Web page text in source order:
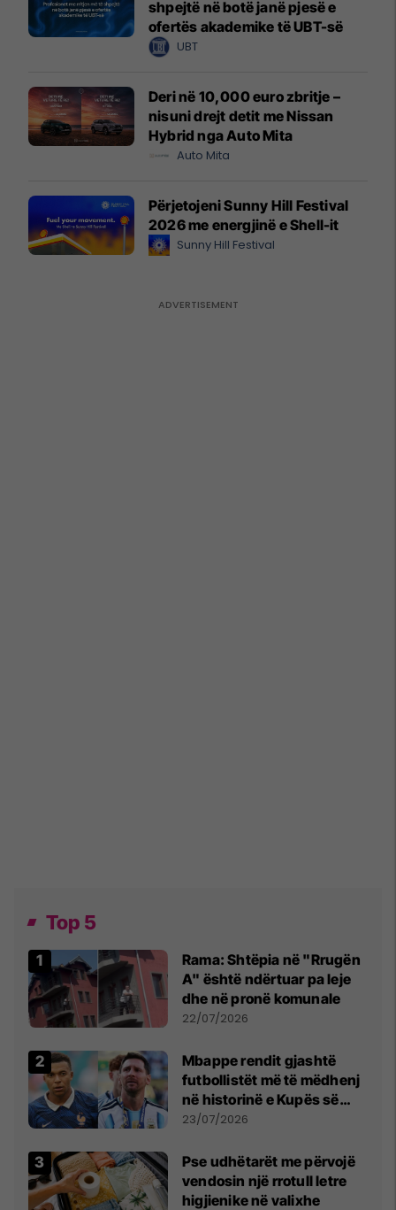
shpejtë në botë janë pjesë e
ofertës akademike të UBT-së
UBT
Deri në 10,000 euro zbritje –
nisuni drejt detit me Nissan
Hybrid nga Auto Mita
Auto Mita
Përjetojeni Sunny Hill Festival
2026 me energjinë e Shell-it
Sunny Hill Festival
Top 5
Rama: Shtëpia në "Rrugën
A" është ndërtuar pa leje
dhe në pronë komunale
22/07/2026
Mbappe rendit gjashtë
futbollistët më të mëdhenj
në historinë e Kupës së
Botës, Messi mbetet i dyti
23/07/2026
Pse udhëtarët me përvojë
vendosin një rrotull letre
higjienike në valixhe